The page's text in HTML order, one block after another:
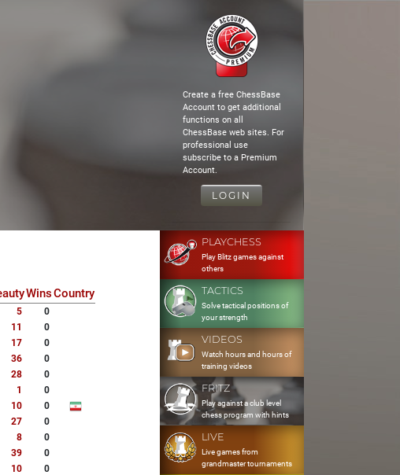
Create a free ChessBase
Account to get additional
functions on all
ChessBase web sites. For
professional use
subscribe to a Premium
Account.
LOGIN
WinsCountry
5
0
11
0
17
0
36
0
28
0
1
0
10
0
27
0
8
0
39
0
10
0
PLAYCHESS
Play Blitz games against
others
TACTICS
Solve tactical positions of
your strength
VIDEOS
Watch hours and hours of
training videos
FRITZ
Play against a club level
chess program with hints
LIVE
Live games from
grandmaster tournaments